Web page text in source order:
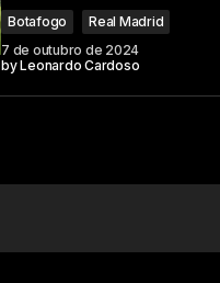
Botafogo
Real Madrid
7 de outubro de 2024
byLeonardo Cardoso